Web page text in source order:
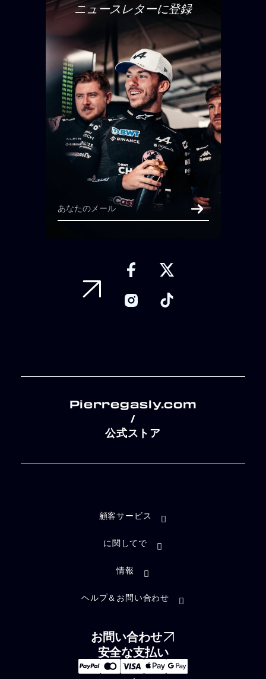
ニュースレターに登録
Pierregasly.com
/
公式ストア
顧客サービス
に関してで
情報
ヘルプ＆お問い合わせ
お問い合わせ
安全な支払い